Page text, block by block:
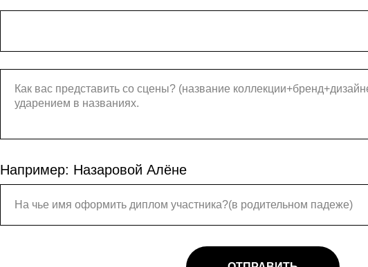
Например: Назаровой Алёне